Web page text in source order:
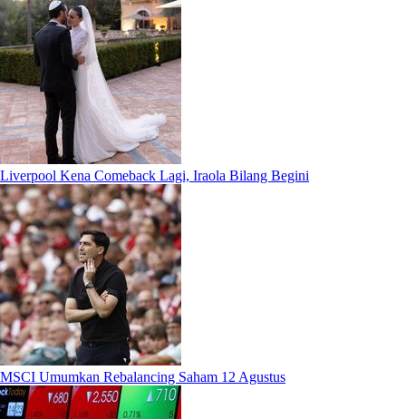
Liverpool Kena Comeback Lagi, Iraola Bilang Begini
MSCI Umumkan Rebalancing Saham 12 Agustus